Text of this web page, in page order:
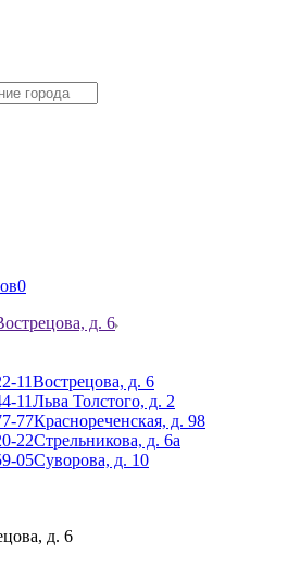
0
д. 6
11Вострецова, д. 6
11Льва Толстого, д. 2
77Краснореченская, д. 98
22Стрельникова, д. 6а
05Суворова, д. 10
д. 6